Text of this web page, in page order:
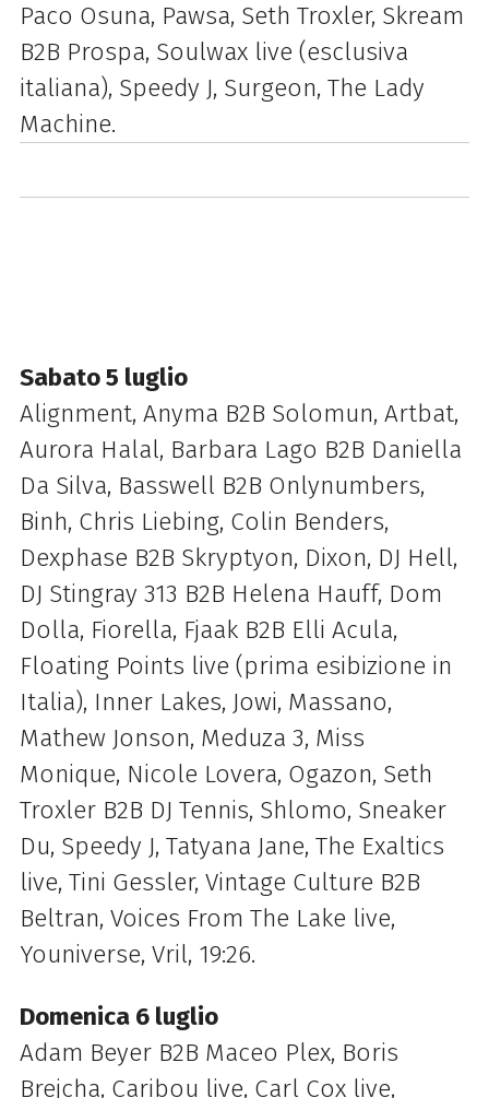
Paco Osuna, Pawsa, Seth Troxler, Skream
B2B Prospa, Soulwax live (esclusiva
italiana), Speedy J, Surgeon, The Lady
Machine.
Sabato 5 luglio
Alignment, Anyma B2B Solomun, Artbat,
Aurora Halal, Barbara Lago B2B Daniella
Da Silva, Basswell B2B Onlynumbers,
Binh, Chris Liebing, Colin Benders,
Dexphase B2B Skryptyon, Dixon, DJ Hell,
DJ Stingray 313 B2B Helena Hauff, Dom
Dolla, Fiorella, Fjaak B2B Elli Acula,
Floating Points live (prima esibizione in
Italia), Inner Lakes, Jowi, Massano,
Mathew Jonson, Meduza 3, Miss
Monique, Nicole Lovera, Ogazon, Seth
Troxler B2B DJ Tennis, Shlomo, Sneaker
Du, Speedy J, Tatyana Jane, The Exaltics
live, Tini Gessler, Vintage Culture B2B
Beltran, Voices From The Lake live,
Youniverse, Vril, 19:26.
Domenica 6 luglio
Adam Beyer B2B Maceo Plex, Boris
Brejcha, Caribou live, Carl Cox live,